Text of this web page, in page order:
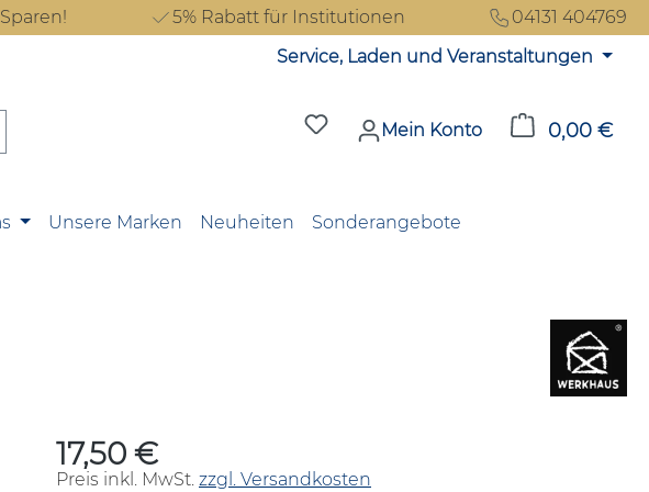
5% Rabatt für Institutionen
04131 404769
Service, Laden und Veranstaltungen
Du hast 0 Produkte auf dem
Mein Konto 0,00 €
Unsere Marken Neuheiten Sonderangebote
Regulärer Preis:
17,50 €
Preis inkl. MwSt. zzgl. Versandkosten